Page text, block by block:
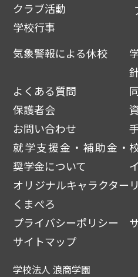
クラブ活動
学校行事
気象警報による休校
よくある質問
保護者会
お問い合わせ
就学支援金・補助金・
奨学金について
オリジナルキャラクター
くまぺろ
プライバシーポリシー
サイトマップ
学校法人 浪商学園